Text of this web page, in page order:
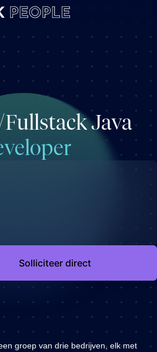
Java
Solliciteer direct
groep van drie bedrijven, elk met